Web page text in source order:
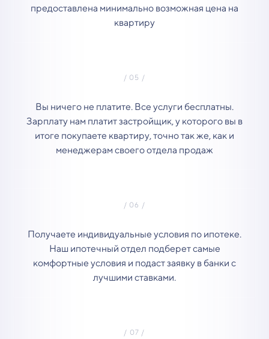
предоставлена минимально возможная цена на
квартиру
Вы ничего не платите. Все услуги бесплатны.
Зарплату нам платит застройщик, у которого вы в
итоге покупаете квартиру, точно так же, как и
менеджерам своего отдела продаж
Получаете индивидуальные условия по ипотеке.
Наш ипотечный отдел подберет самые
комфортные условия и подаст заявку в банки с
лучшими ставками.